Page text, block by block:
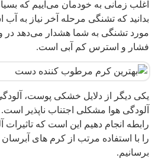
اغلب زمانی به خودمان می‌آییم که
بدانید که تشنگی مرحله‌ آخر نیاز به
مورد تشنگی به شما هشدار می‌دهد در
فشار و استرس کم آبی است.
یکی دیگر از دلایل خشکی پوست،
آلودگی هوا مشکلی اجتناب ناپذیر است.
رابطه انجام دهیم این است که
را با استفاده‌ مرتب از کرم‌ های
برسانیم.